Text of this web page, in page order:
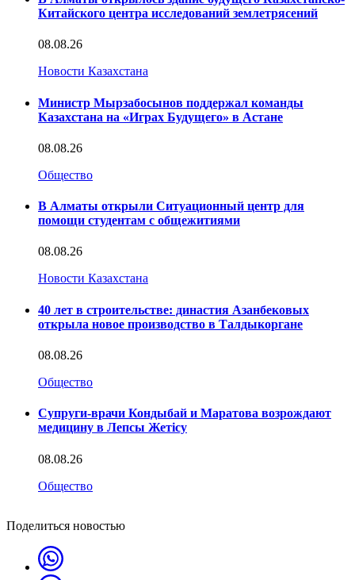
Китайского центра исследований землетрясений
08.08.26
Новости Казахстана
Министр Мырзабосынов поддержал команды
Казахстана на «Играх Будущего» в Астане
08.08.26
Общество
В Алматы открыли Ситуационный центр для
помощи студентам с общежитиями
08.08.26
Новости Казахстана
40 лет в строительстве: династия Азанбековых
открыла новое производство в Талдыкоргане
08.08.26
Общество
Супруги-врачи Кондыбай и Маратова возрождают
медицину в Лепсы Жетісу
08.08.26
Общество
Поделиться новостью